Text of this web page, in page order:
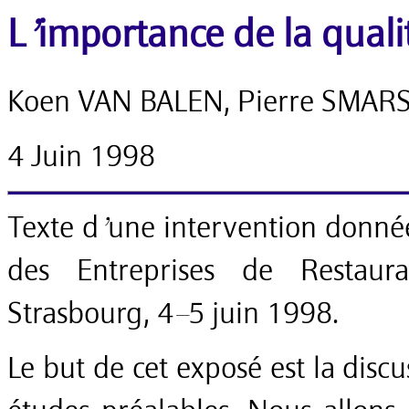
L’importance de la
Koen VAN BALEN, Pierre
4 Juin 1998
Texte d’une intervention
des Entreprises de
Strasbourg, 4–5 juin 1998.
Le but de cet exposé est la